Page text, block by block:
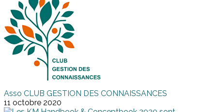
Asso CLUB GESTION DES CONNAISSANCES
11 octobre 2020